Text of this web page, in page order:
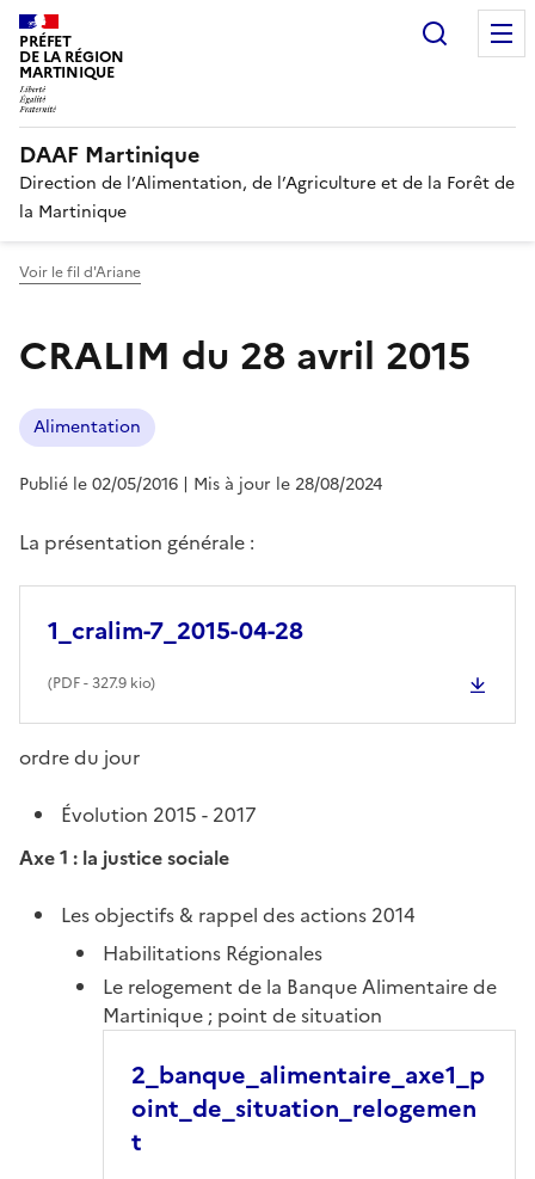
PRÉFET
DE LA RÉGION
MARTINIQUE
DAAF Martinique
Direction de l’Alimentation, de l’Agriculture et de la Forêt de
la Martinique
Voir le fil d'Ariane
CRALIM du 28 avril 2015
Alimentation
Publié le 02/05/2016 | Mis à jour le 28/08/2024
La présentation générale :
1_cralim-7_2015-04-28
(PDF- 327.9 kio)
ordre du jour
Évolution 2015 - 2017
Axe 1 : la justice sociale
Les objectifs & rappel des actions 2014
Habilitations Régionales
Le relogement de la Banque Alimentaire de
Martinique ; point de situation
2_banque_alimentaire_axe1_p
oint_de_situation_relogemen
t